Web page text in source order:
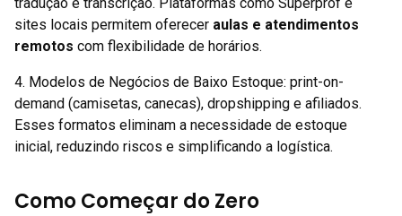
sites locais permitem oferecer aulas e atendimentos
remotos com flexibilidade de horários.
4. Modelos de Negócios de Baixo Estoque: print-on-
demand (camisetas, canecas), dropshipping e afiliados.
Esses formatos eliminam a necessidade de estoque
inicial, reduzindo riscos e simplificando a logística.
Como Começar do Zero